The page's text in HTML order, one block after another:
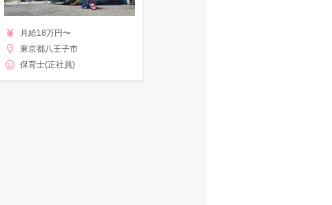
月給18万円〜
東京都八王子市
保育士(正社員)